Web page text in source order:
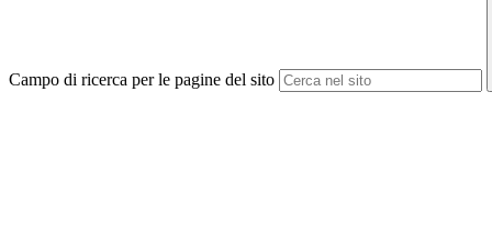
Campo di ricerca per le pagine del sito